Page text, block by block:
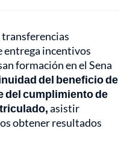
transferencias
entrega incentivos
formación en el Sena
del beneficio de
del cumplimiento de
asistir
obtener resultados